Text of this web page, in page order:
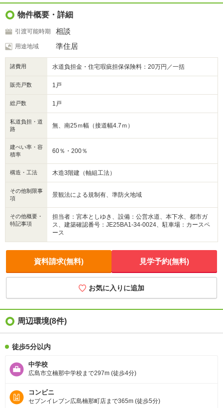
各居室にクロ－ゼット・WCT付 季節の収納もワイドクローゼットで簡
単
心地よい陽当たりのリビング 毎日の暮らしも快適ですね♪
物件概要・詳細
引渡可能時期 相談
用途地域 準住居
諸費用 水道負担金・住宅瑕疵担保保険料：20万円／一括
販売戸数 1戸
総戸数 1戸
私道負担・道
路
無、南25ｍ幅（接道幅4.7ｍ）
建ぺい率・容
積率
60％・200％
構造・工法 木造3階建（軸組工法）
その他制限事
項
景観法による規制有、準防火地域
その他概要・
特記事項
担当者：宮本としゆき、設備：公営水道、本下水、都市ガ
ス、建築確認番号：JE25BA1-34-0024、駐車場：カースペ
ース
資料請求(無料) 見学予約(無料)
お気に入りに追加
周辺環境(8件)
徒歩5分以内
中学校
広島市立楠那中学校まで297m (徒歩4分)
コンビニ
セブンイレブン広島楠那町店まで365m (徒歩5分)